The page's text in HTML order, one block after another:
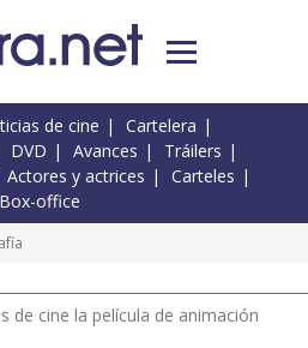
de cine
Cartelera
DVD Avances
Tráilers
Actores y actrices
Carteles
Box-office
de cine la película de animación